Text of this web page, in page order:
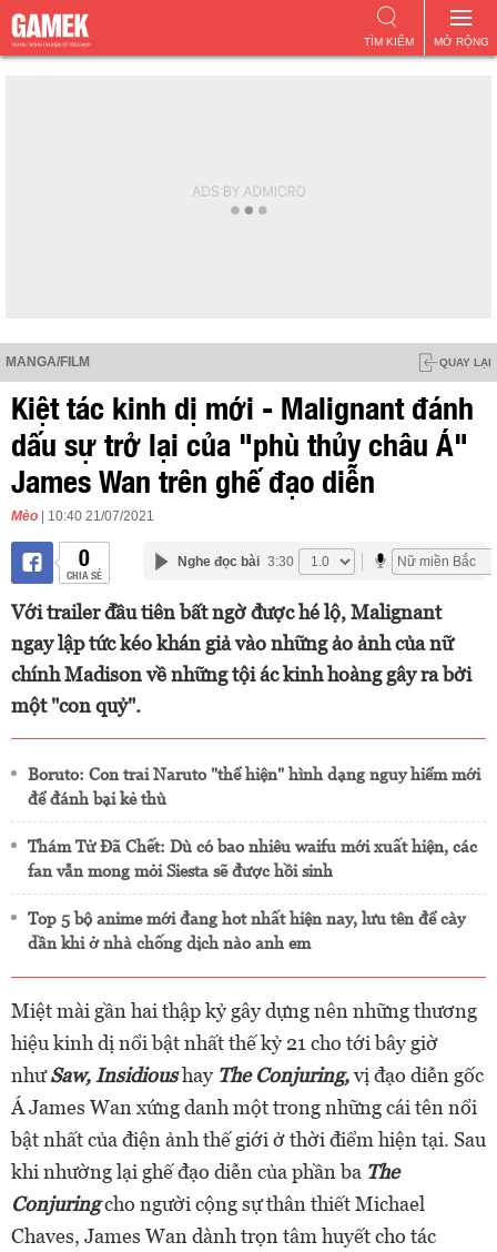
MỞ RỘNG
TÌM KIẾM
MANGA/FILM QUAY LẠI
Kiệt tác kinh dị mới - Malignant đánh
dấu sự trở lại của "phù thủy châu Á"
James Wan trên ghế đạo diễn
Mèo | 10:40 21/07/2021
0
CHIA SẺ
Nghe đọc bài 3:30
Với trailer đầu tiên bất ngờ được hé lộ, Malignant
ngay lập tức kéo khán giả vào những ảo ảnh của nữ
chính Madison về những tội ác kinh hoàng gây ra bởi
một "con quỷ".
Boruto: Con trai Naruto "thể hiện" hình dạng nguy hiểm mới
để đánh bại kẻ thù
Thám Tử Đã Chết: Dù có bao nhiêu waifu mới xuất hiện, các
fan vẫn mong mỏi Siesta sẽ được hồi sinh
Top 5 bộ anime mới đang hot nhất hiện nay, lưu tên để cày
dần khi ở nhà chống dịch nào anh em
Miệt mài gần hai thập kỷ gây dựng nên những thương
hiệu kinh dị nổi bật nhất thế kỷ 21 cho tới bây giờ
nhưSaw, Insidioushay The Conjuring,vị đạo diễn gốc
Á James Wan xứng danh một trong những cái tên nổi
bật nhất của điện ảnh thế giới ở thời điểm hiện tại. Sau
khi nhường lại ghế đạo diễn của phần ba The
Conjuringcho người cộng sự thân thiết Michael
Chaves, James Wan dành trọn tâm huyết cho tác